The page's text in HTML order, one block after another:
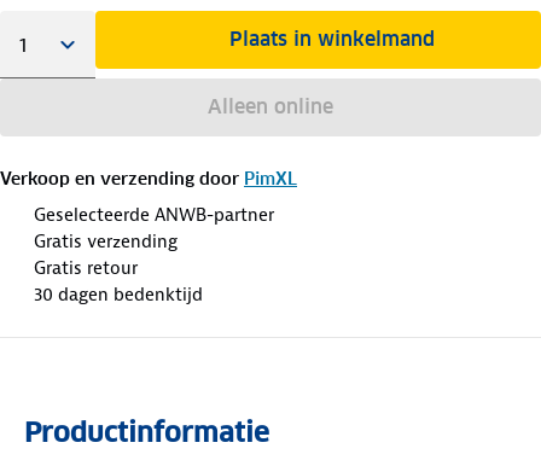
Plaats in winkelmand
Alleen online
Verkoop en verzending door PimXL
Geselecteerde ANWB-partner
Gratis verzending
Gratis retour
30 dagen bedenktijd
Productinformatie